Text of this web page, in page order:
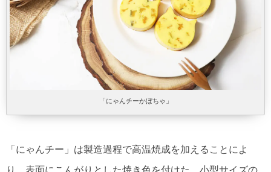
「にゃんチーかぼちゃ」
「にゃんチー」は製造過程で高温焼成を加えることによ
り、表面にこんがりとした焼き色を付けた、小型サイズの